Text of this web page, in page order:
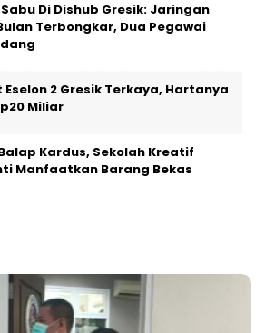
Di Dishub Gresik: Jaringan
Terbongkar, Dua Pegawai
2 Gresik Terkaya, Hartanya
Miliar
Kardus, Sekolah Kreatif
Manfaatkan Barang Bekas